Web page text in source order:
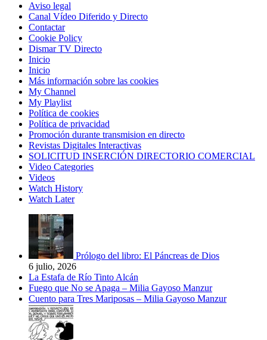
Aviso legal
Canal Vídeo Diferido y Directo
Contactar
Cookie Policy
Dismar TV Directo
Inicio
Inicio
Más información sobre las cookies
My Channel
My Playlist
Política de cookies
Política de privacidad
Promoción durante transmision en directo
Revistas Digitales Interactivas
SOLICITUD INSERCIÓN DIRECTORIO COMERCIAL
Video Categories
Videos
Watch History
Watch Later
Prólogo del libro: El Páncreas de Dios
6 julio, 2026
La Estafa de Río Tinto Alcán
Fuego que No se Apaga – Milia Gayoso Manzur
Cuento para Tres Mariposas – Milia Gayoso Manzur